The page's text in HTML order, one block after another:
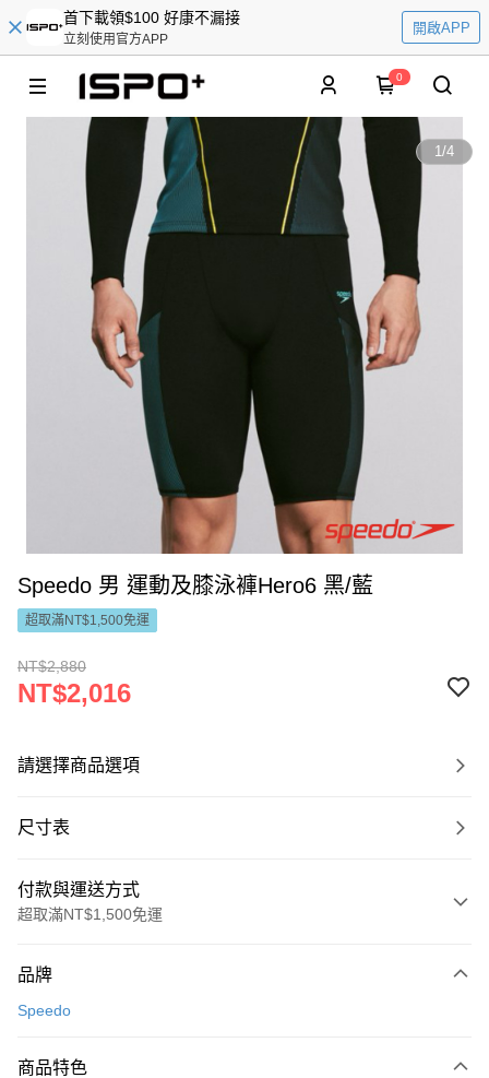
首下載領$100 好康不漏接
立刻使用官方APP
開啟APP
0
1/4
Speedo 男 運動及膝泳褲Hero6 黑/藍
超取滿NT$1,500免運
NT$2,880
NT$2,016
請選擇商品選項
尺寸表
付款與運送方式
超取滿NT$1,500免運
信用卡一次付款
Apple Pay
品牌
Speedo
商品特色